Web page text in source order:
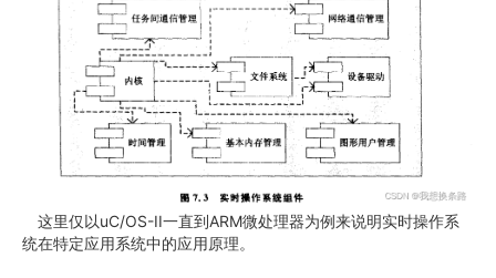
这里仅以uC/OS-II一直到ARM微处理器为例来说明实时操作系
统在特定应用系统中的应用原理。